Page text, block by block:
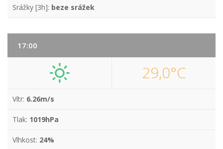
Srážky [3h]: beze srážek
17:00
29,0°C
Vítr: 6.26m/s
Tlak: 1019hPa
Vlhkost: 24%